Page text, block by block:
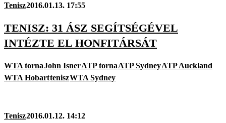
Tenisz2016.01.13. 17:55
TENISZ: 31 ÁSZ SEGÍTSÉGÉVEL
INTÉZTE EL HONFITÁRSÁT
WTA tornaJohn IsnerATP tornaATP SydneyATP Auckland
WTA HobartteniszWTA Sydney
Tenisz2016.01.12. 14:12